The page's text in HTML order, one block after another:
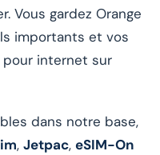
Vous gardez Orange
importants et vos
pour internet sur
dans notre base,
, Jetpac, eSIM-On